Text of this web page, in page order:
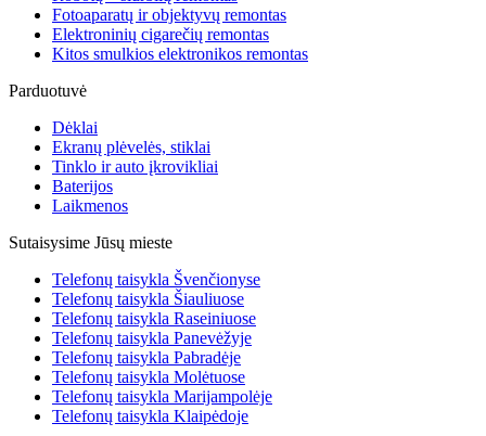
Fotoaparatų ir objektyvų remontas
Elektroninių cigarečių remontas
Kitos smulkios elektronikos remontas
Parduotuvė
Dėklai
Ekranų plėvelės, stiklai
Tinklo ir auto įkrovikliai
Baterijos
Laikmenos
Sutaisysime Jūsų mieste
Telefonų taisykla Švenčionyse
Telefonų taisykla Šiauliuose
Telefonų taisykla Raseiniuose
Telefonų taisykla Panevėžyje
Telefonų taisykla Pabradėje
Telefonų taisykla Molėtuose
Telefonų taisykla Marijampolėje
Telefonų taisykla Klaipėdoje